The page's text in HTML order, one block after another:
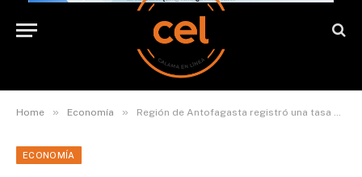
Home » Economía » Región de Antofagasta registró una tasa de desocupación de un 13%
ECONOMÍA